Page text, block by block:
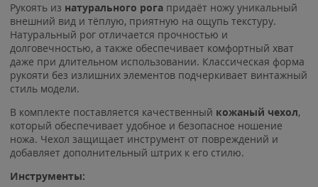
Рукоять из натурального рога придаёт ножу уникальный
внешний вид и тёплую, приятную на ощупь текстуру.
Натуральный рог отличается прочностью и
долговечностью, а также обеспечивает комфортный хват
даже при длительном использовании. Классическая форма
рукояти без излишних элементов подчеркивает винтажный
стиль модели.
В комплекте поставляется качественный кожаный чехол,
который обеспечивает удобное и безопасное ношение
ножа. Чехол защищает инструмент от повреждений и
добавляет дополнительный штрих к его стилю.
Инструменты: